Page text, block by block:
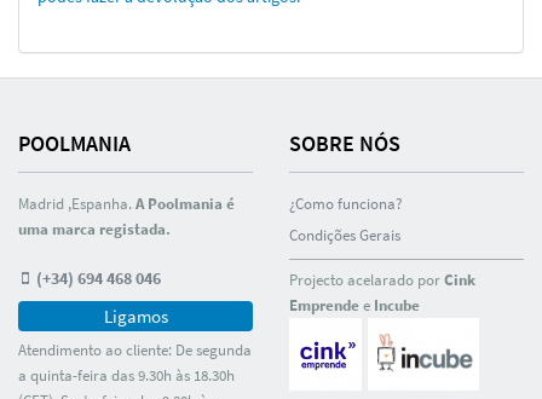
POOLMANIA
Madrid ,Espanha.A Poolmania é
uma marca registada.
(+34) 694 468 046
Ligamos
Atendimento ao cliente: De segunda
a quinta-feira das 9.30h às 18.30h
SOBRE NÓS
¿Como funciona?
Condições Gerais
Projecto acelarado porCink
Emprendee Incube